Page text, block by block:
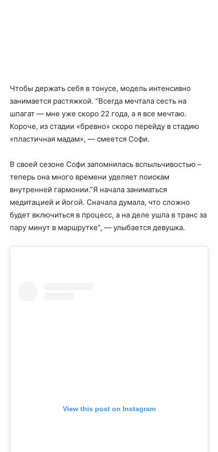
Чтобы держать себя в тонусе, модель интенсивно
занимается растяжкой. “Всегда мечтала сесть на
шпагат — мне уже скоро 22 года, а я все мечтаю.
Короче, из стадии «бревно» скоро перейду в стадию
«пластичная мадам», — смеется Софи.
В своей сезоне Софи запомнилась вспыльчивостью –
теперь она много времени уделяет поискам
внутренней гармонии.”Я начала заниматься
медитацией и йогой. Сначала думала, что сложно
будет включиться в процесс, а на деле ушла в транс за
пару минут в маршрутке”, — улыбается девушка.
View this post on Instagram